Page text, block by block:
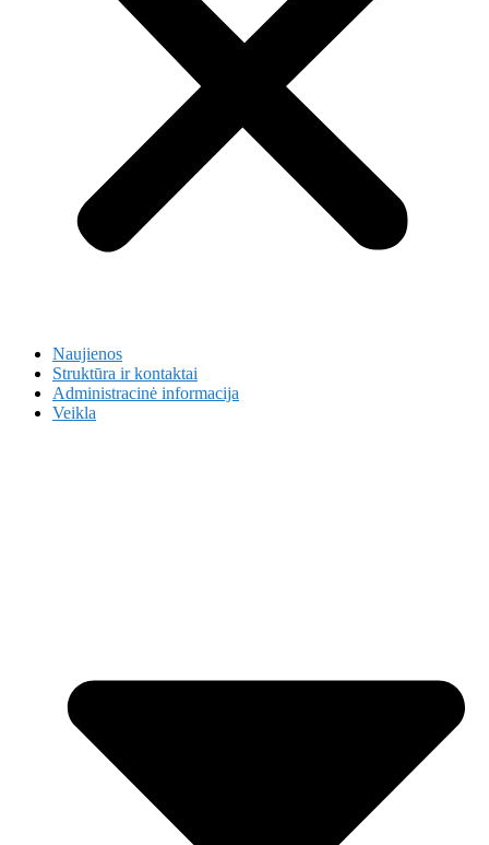
Naujienos
Struktūra ir kontaktai
Administracinė informacija
Veikla